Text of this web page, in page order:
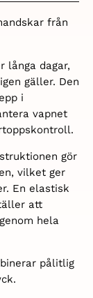
från
långa dagar,
gäller. Den
i
vapnet
gör
vilket ger
En elastisk
att
hela
pålitlig